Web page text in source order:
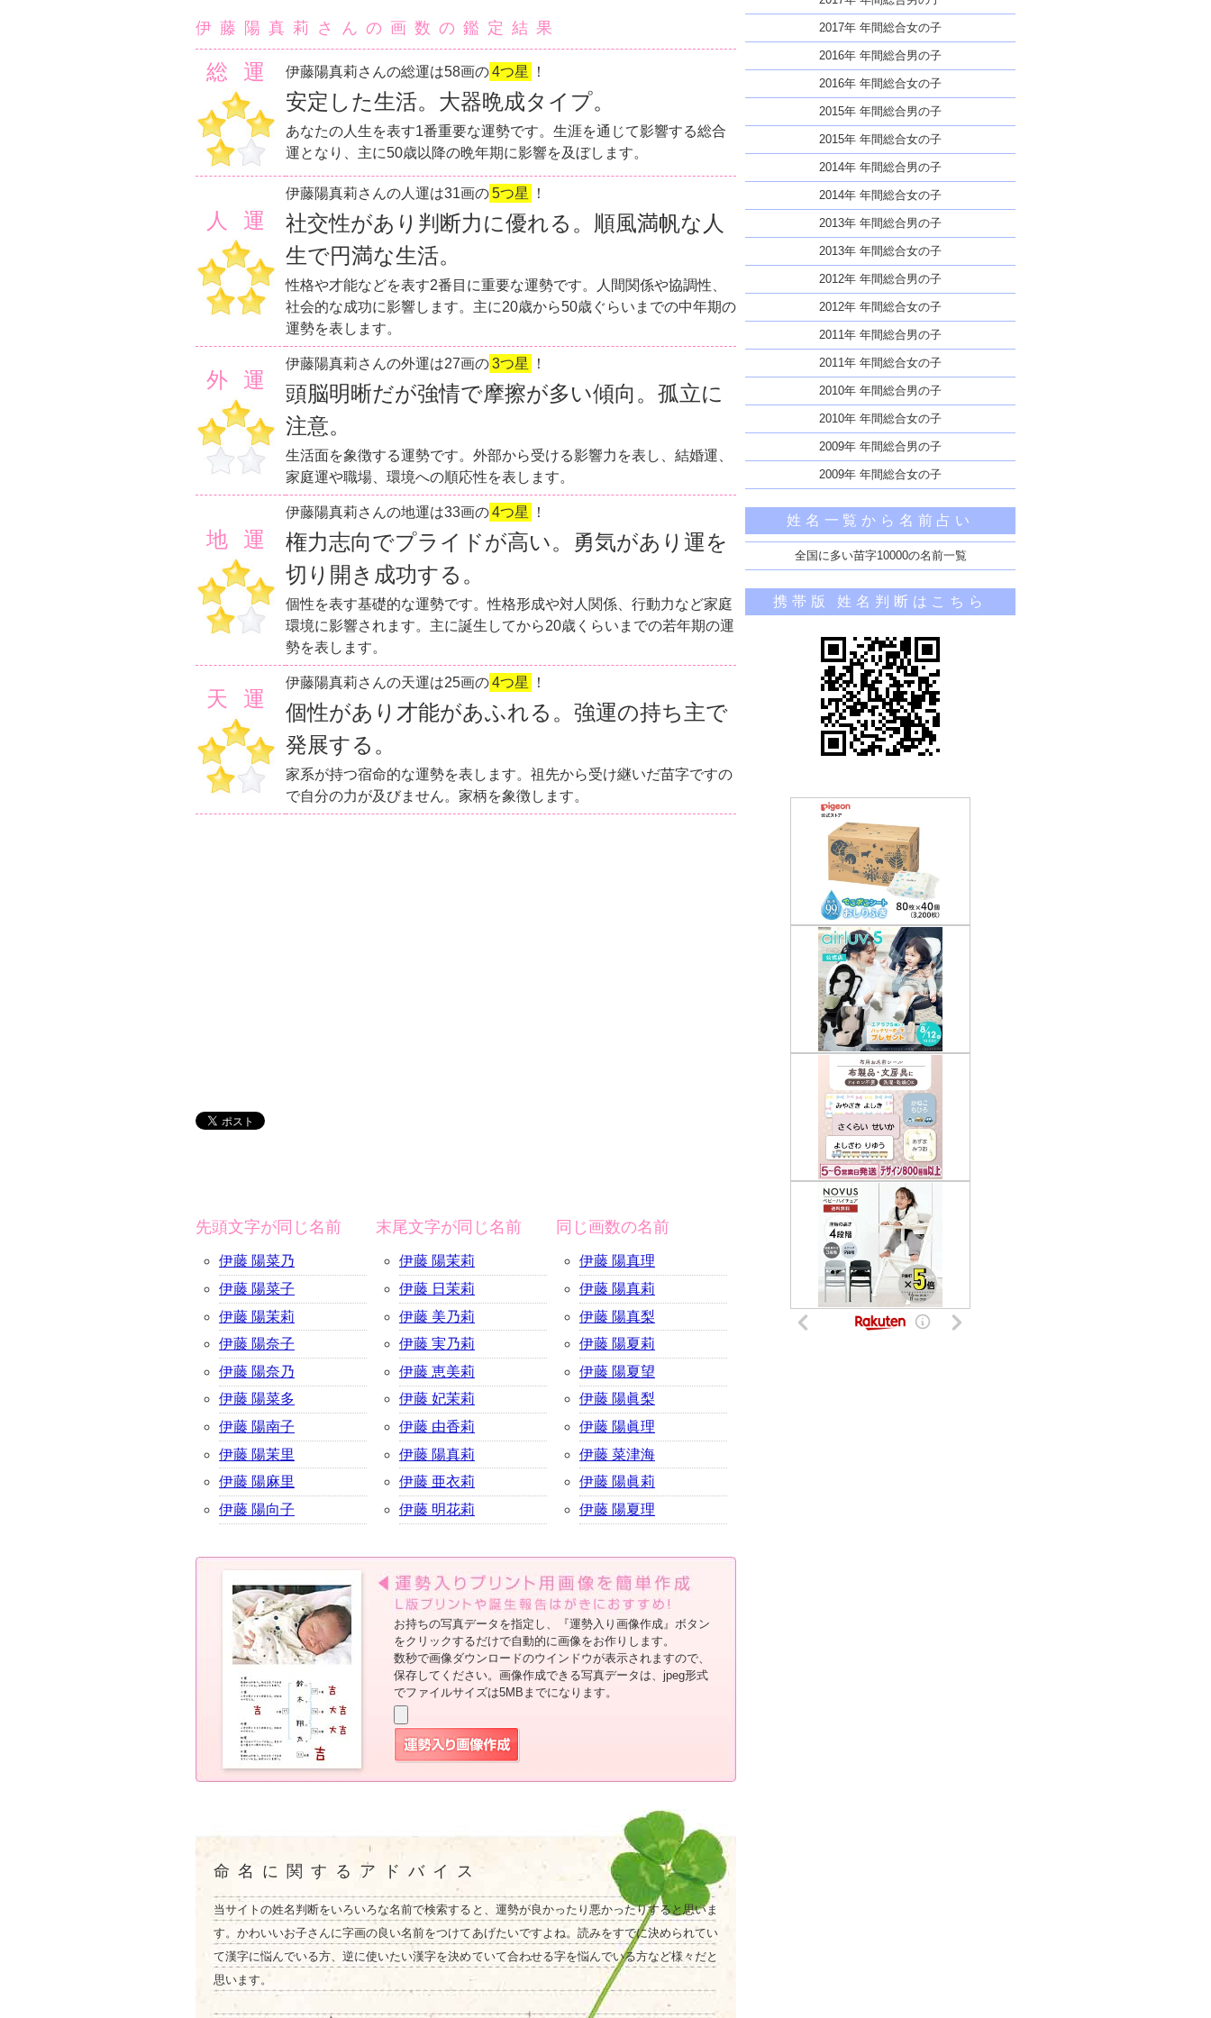
伊藤陽真莉さんの画数の鑑定結果
総運 伊藤陽真莉さんの総運は58画の4つ星 ！
安定した生活。大器晩成タイプ。
あなたの人生を表す1番重要な運勢です。生涯を通じて影響する総合
運となり、主に50歳以降の晩年期に影響を及ぼします。
人運
伊藤陽真莉さんの人運は31画の5つ星 ！
社交性があり判断力に優れる。順風満帆な人
生で円満な生活。
性格や才能などを表す2番目に重要な運勢です。人間関係や協調性、
社会的な成功に影響します。主に20歳から50歳ぐらいまでの中年期の
運勢を表します。
外運
伊藤陽真莉さんの外運は27画の3つ星 ！
頭脳明晰だが強情で摩擦が多い傾向。孤立に
注意。
生活面を象徴する運勢です。外部から受ける影響力を表し、結婚運、
家庭運や職場、環境への順応性を表します。
地運
伊藤陽真莉さんの地運は33画の4つ星 ！
権力志向でプライドが高い。勇気があり運を
切り開き成功する。
個性を表す基礎的な運勢です。性格形成や対人関係、行動力など家庭
環境に影響されます。主に誕生してから20歳くらいまでの若年期の運
勢を表します。
天運
伊藤陽真莉さんの天運は25画の4つ星 ！
個性があり才能があふれる。強運の持ち主で
発展する。
家系が持つ宿命的な運勢を表します。祖先から受け継いだ苗字ですの
で自分の力が及びません。家柄を象徴します。
先頭文字が同じ名前
伊藤 陽菜乃
伊藤 陽菜子
伊藤 陽茉莉
伊藤 陽奈子
伊藤 陽奈乃
伊藤 陽菜多
伊藤 陽南子
伊藤 陽茉里
伊藤 陽麻里
伊藤 陽向子
末尾文字が同じ名前
伊藤 陽茉莉
伊藤 日茉莉
伊藤 美乃莉
伊藤 実乃莉
伊藤 恵美莉
伊藤 妃茉莉
伊藤 由香莉
伊藤 陽真莉
伊藤 亜衣莉
伊藤 明花莉
同じ画数の名前
伊藤 陽真理
伊藤 陽真莉
伊藤 陽真梨
伊藤 陽夏莉
伊藤 陽夏望
伊藤 陽眞梨
伊藤 陽眞理
伊藤 菜津海
伊藤 陽眞莉
伊藤 陽夏理
お持ちの写真データを指定し、『運勢入り画像作成』ボタン
をクリックするだけで自動的に画像をお作りします。
数秒で画像ダウンロードのウインドウが表示されますので、
保存してください。画像作成できる写真データは、jpeg形式
でファイルサイズは5MBまでになります。
命名に関するアドバイス
当サイトの姓名判断をいろいろな名前で検索すると、運勢が良かったり悪かったりすると思いま
す。かわいいお子さんに字画の良い名前をつけてあげたいですよね。読みをすでに決められてい
て漢字に悩んでいる方、逆に使いたい漢字を決めていて合わせる字を悩んでいる方など様々だと
思います。
2017年 年間総合女の子
2016年 年間総合男の子
2016年 年間総合女の子
2015年 年間総合男の子
2015年 年間総合女の子
2014年 年間総合男の子
2014年 年間総合女の子
2013年 年間総合男の子
2013年 年間総合女の子
2012年 年間総合男の子
2012年 年間総合女の子
2011年 年間総合男の子
2011年 年間総合女の子
2010年 年間総合男の子
2010年 年間総合女の子
2009年 年間総合男の子
2009年 年間総合女の子
姓名一覧から名前占い
全国に多い苗字10000の名前一覧
携帯版 姓名判断はこちら